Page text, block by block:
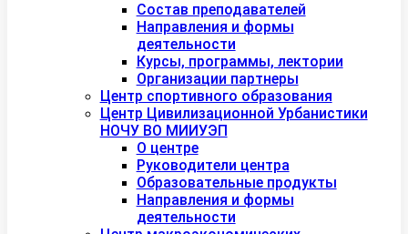
Состав преподавателей
Направления и формы
деятельности
Курсы, программы, лектории
Организации партнеры
Центр спортивного образования
Центр Цивилизационной Урбанистики
НОЧУ ВО МИИУЭП
О центре
Руководители центра
Образовательные продукты
Направления и формы
деятельности